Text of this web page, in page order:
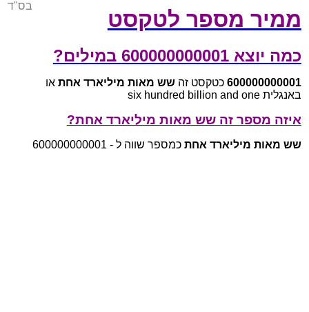
ממיר מספר לטקסט
בס"ד
כמה יוצא 600000000001 במילים?
600000000001 כטקסט זהשש מאות מיליארד אחת או
באנגלית six hundred billion and one
איזה מספר זה שש מאות מיליארד אחת?
שש מאות מיליארד אחת כמספר שווה ל - 600000000001